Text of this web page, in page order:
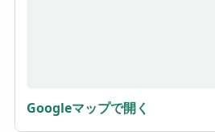
Googleマップで開く